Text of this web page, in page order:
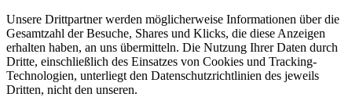
Unsere Drittpartner werden möglicherweise Informationen über die
Gesamtzahl der Besuche, Shares und Klicks, die diese Anzeigen
erhalten haben, an uns übermitteln. Die Nutzung Ihrer Daten durch
Dritte, einschließlich des Einsatzes von Cookies und Tracking-
Technologien, unterliegt den Datenschutzrichtlinien des jeweils
Dritten, nicht den unseren.